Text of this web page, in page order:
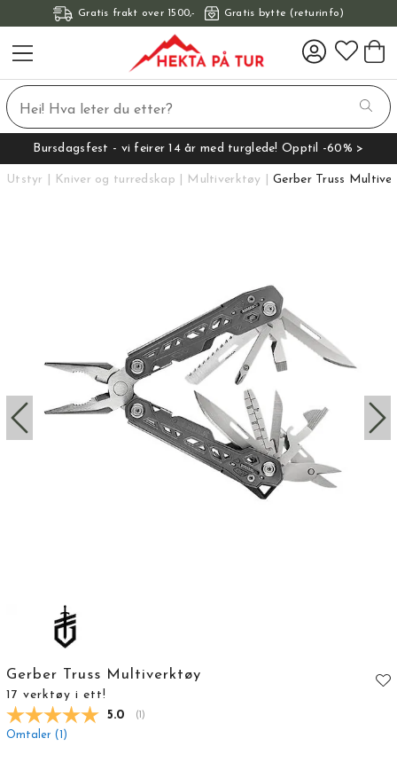
Gratis frakt over 1500,- Gratis bytte (returinfo)
Bursdagsfest - vi feirer 14 år med turglede! Opptil -60% >
Utstyr Kniver og turredskap Multiverktøy Gerber Truss
Gerber Truss Multiverktøy
17 verktøy i ett!
Gjennomsnittskarakter:
5.0 ( stemmer:
)
Omtaler ( )